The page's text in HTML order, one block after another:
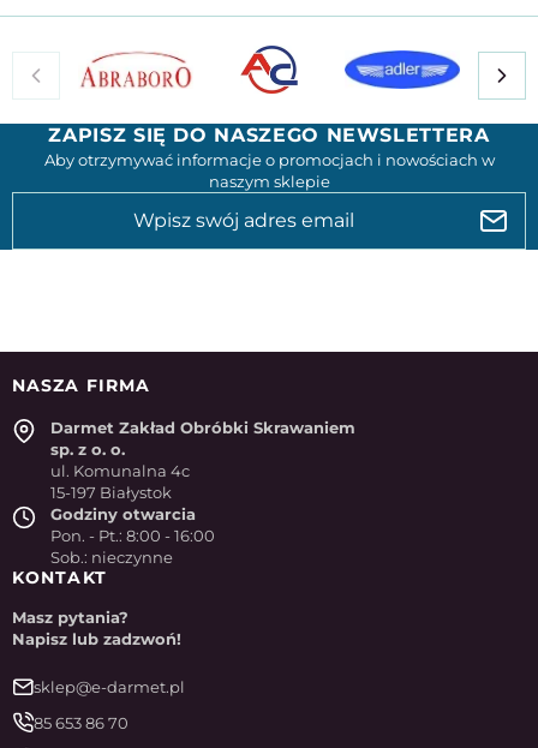
ZAPISZ SIĘ DO NASZEGO NEWSLETTERA
Aby otrzymywać informacje o promocjach i nowościach w
naszym sklepie
NASZA FIRMA
Darmet Zakład Obróbki Skrawaniem
sp. z o. o.
ul. Komunalna 4c
15-197 Białystok
Godziny otwarcia
Pon. - Pt.: 8:00 - 16:00
Sob.: nieczynne
KONTAKT
Masz pytania?
Napisz lub zadzwoń!
sklep@e-darmet.pl
85 653 86 70